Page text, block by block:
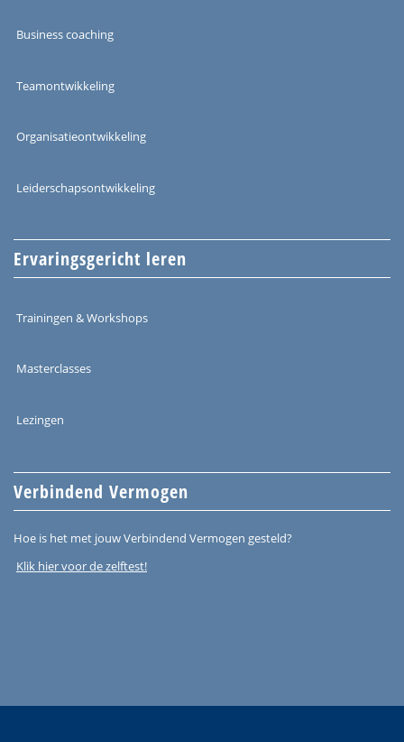
Business coaching
Teamontwikkeling
Organisatieontwikkeling
Leiderschapsontwikkeling
Ervaringsgericht leren
Trainingen & Workshops
Masterclasses
Lezingen
Verbindend Vermogen
Hoe is het met jouw Verbindend Vermogen gesteld?
Klik hier voor de zelftest!